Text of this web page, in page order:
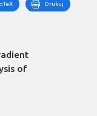
Drukuj
of